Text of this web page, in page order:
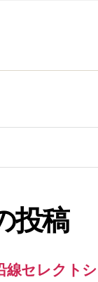
投稿
線セレクト